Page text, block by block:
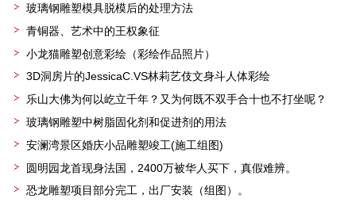
玻璃钢雕塑模具脱模后的处理方法
青铜器、艺术中的王权象征
小龙猫雕塑创意彩绘（彩绘作品照片）
3D洞房片的JessicaC.VS林莉艺伎文身斗人体彩绘
乐山大佛为何以屹立千年？又为何既不双手合十也不打坐呢？
玻璃钢雕塑中树脂固化剂和促进剂的用法
安澜湾景区婚庆小品雕塑竣工(施工组图)
圆明园龙首现身法国，2400万被华人买下，真假难辨。
恐龙雕塑项目部分完工，出厂安装（组图）。